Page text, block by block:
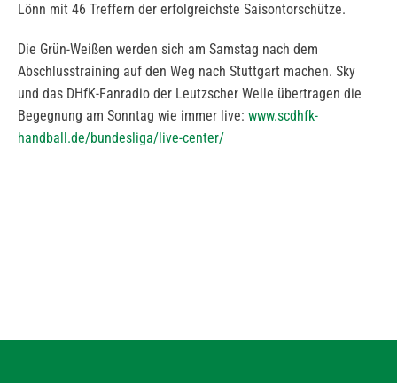
Lönn mit 46 Treffern der erfolgreichste Saisontorschütze.
Die Grün-Weißen werden sich am Samstag nach dem
Abschlusstraining auf den Weg nach Stuttgart machen. Sky
und das DHfK-Fanradio der Leutzscher Welle übertragen die
Begegnung am Sonntag wie immer live: www.scdhfk-
handball.de/bundesliga/live-center/